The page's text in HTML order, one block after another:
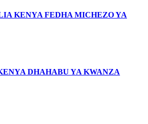
KENYA FEDHA MICHEZO YA
DHAHABU YA KWANZA